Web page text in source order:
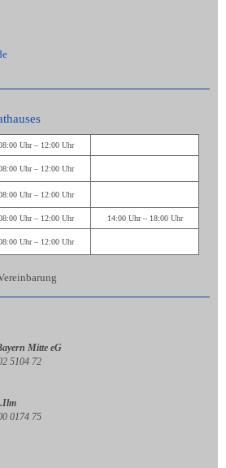
Uhr – 12:00 Uhr
Uhr – 12:00 Uhr
Uhr – 12:00 Uhr
Uhr – 12:00 Uhr 14:00 Uhr – 18:00 Uhr
Uhr – 12:00 Uhr
Mitte eG
5104 72
0174 75